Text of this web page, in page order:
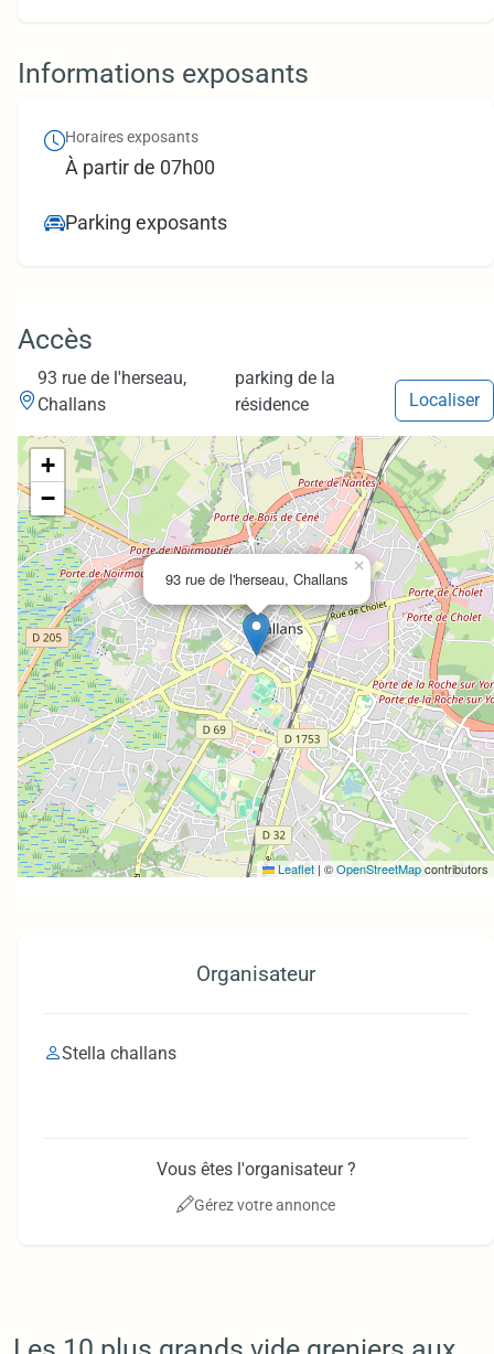
Informations exposants
Horaires exposants
À partir de 07h00
Parking exposants
Accès
93 rue de l'herseau,
Challans
parking de la
résidence
Localiser
93 rue de l'herseau, Challans
×
+
−
Leaflet | ©OpenStreetMapcontributors
Organisateur
Stella challans
Vous êtes l'organisateur ?
Gérez votre annonce